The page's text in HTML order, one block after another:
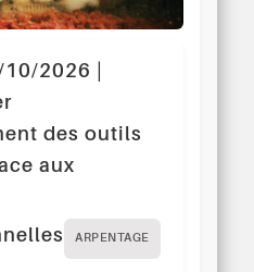
2026 |
des outils
aux
ARPENTAGE